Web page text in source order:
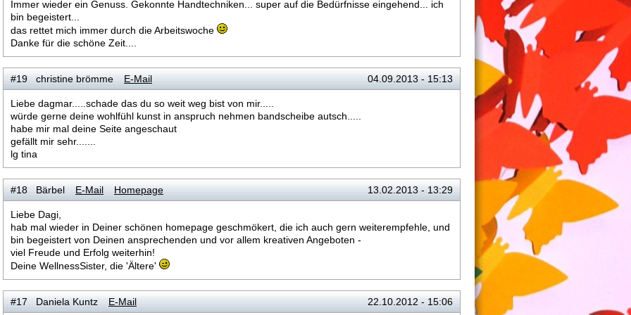
Immer wieder ein Genuss. Gekonnte Handtechniken... super auf die Bedürfnisse eingehend... ich
bin begeistert...
das rettet mich immer durch die Arbeitswoche
Danke für die schöne Zeit....
#19 christine brömme E-Mail 04.09.2013 - 15:13
Liebe dagmar.....schade das du so weit weg bist von mir.....
würde gerne deine wohlfühl kunst in anspruch nehmen bandscheibe autsch.....
habe mir mal deine Seite angeschaut
gefällt mir sehr.......
lg tina
#18 Bärbel E-Mail Homepage 13.02.2013 - 13:29
Liebe Dagi,
hab mal wieder in Deiner schönen homepage geschmökert, die ich auch gern weiterempfehle, und
bin begeistert von Deinen ansprechenden und vor allem kreativen Angeboten -
viel Freude und Erfolg weiterhin!
Deine WellnessSister, die 'Ältere'
#17 Daniela Kuntz E-Mail 22.10.2012 - 15:06